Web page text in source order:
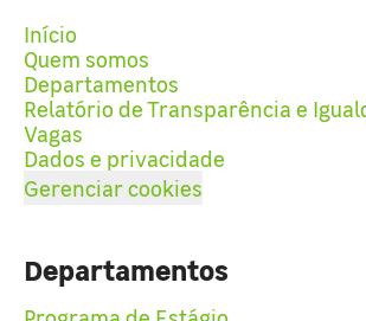
Início
Quem somos
Departamentos
Relatório de Transparência e
Vagas
Dados e privacidade
Gerenciar cookies
Departamentos